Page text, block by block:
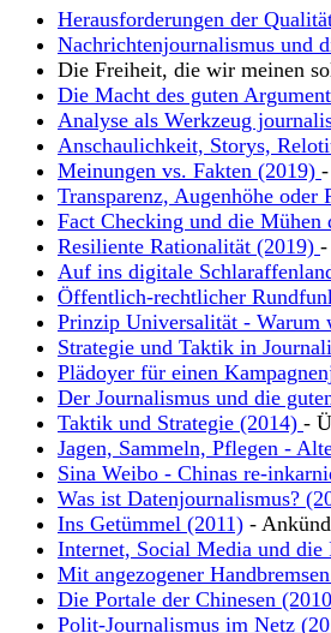
Herausforderungen der
Nachrichtenjournalismus und
Die Freiheit, die wir meinen
Die Macht des guten
Analyse als Werkzeug
Anschaulichkeit, Storys,
Meinungen vs. Fakten (2019)
Transparenz, Augenhöhe oder
Fact Checking und die Mühen
Resiliente Rationalität (2019) -
Auf ins digitale
Öffentlich-rechtlicher
Prinzip Universalität - Warum
Strategie und Taktik in
Plädoyer für einen
Der Journalismus und die
Taktik und Strategie (2014) -
Jagen, Sammeln, Pflegen -
Sina Weibo - Chinas re-
Was ist Datenjournalismus?
Ins Getümmel (2011) -
Internet, Social Media und
Mit angezogener
Die Portale der Chinesen
Polit-Journalismus im Netz